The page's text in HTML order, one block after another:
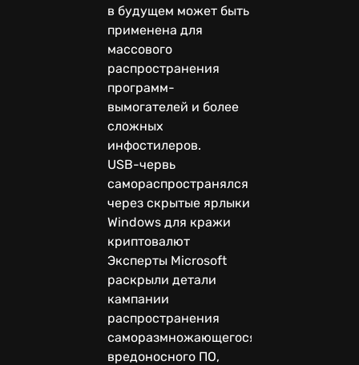
в будущем может быть
применена для
массового
распространения
программ-
вымогателей и более
сложных
инфостилеров.
USB-червь
самораспространялся
через скрытые ярлыки
Windows для кражи
криптовалют
Эксперты Microsoft
раскрыли детали
кампании
распространения
саморазмножающегося
вредоносного ПО,